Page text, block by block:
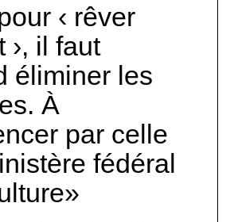
‹ rêver
›, il faut
éliminer les
À
par celle
fédéral